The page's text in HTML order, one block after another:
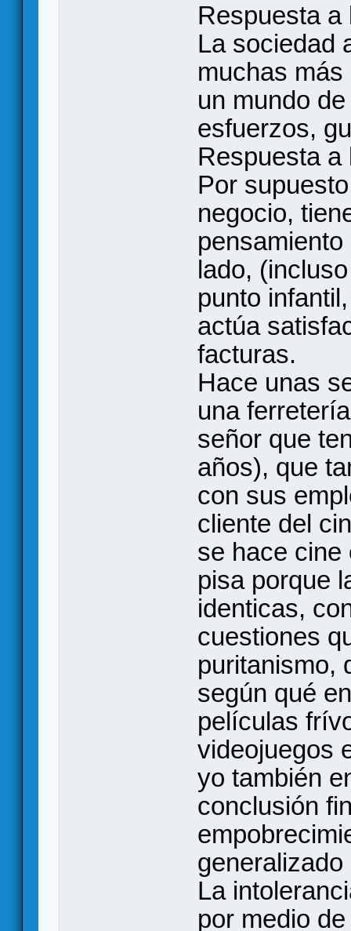
Respuesta a
La sociedad
muchas más
un mundo
esfuerzos,
Respuesta a
Por
negocio,
lado,
punto
actúa
facturas.
Hace unas
una
señor que
años), que
con sus
cliente del
se hace cine
pisa porque
identicas,
cuestiones
puritanismo,
según qué
películas
videojuegos
yo también
conclusión
La
por medio